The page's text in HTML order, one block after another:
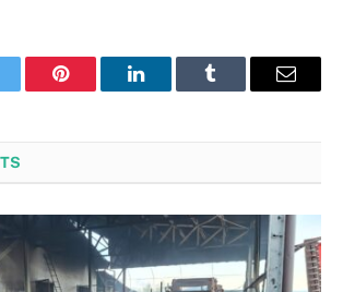
Pinterest LinkedInTumblr Email